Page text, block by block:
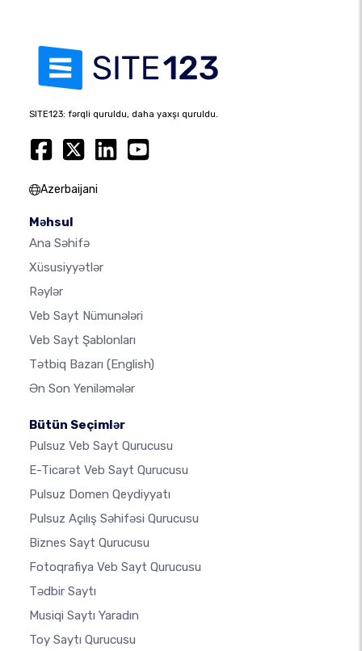
SITE123: fərqli quruldu, daha yaxşı quruldu.
Azerbaijani
Məhsul
Ana Səhifə
Xüsusiyyətlər
Rəylər
Veb Sayt Nümunələri
Veb Sayt Şablonları
Tətbiq Bazarı (English)
Ən Son Yeniləmələr
Bütün Seçimlər
Pulsuz Veb Sayt Qurucusu
E-Ticarət Veb Sayt Qurucusu
Pulsuz Domen Qeydiyyatı
Pulsuz Açılış Səhifəsi Qurucusu
Biznes Sayt Qurucusu
Fotoqrafiya Veb Sayt Qurucusu
Tədbir Saytı
Musiqi Saytı Yaradın
Toy Saytı Qurucusu